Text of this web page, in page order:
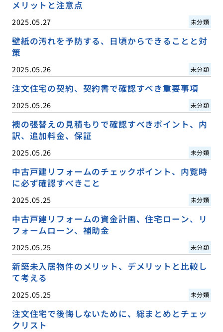
メリットと注意点
2025.05.27 未分類
壁紙の汚れを予防する、日頃からできることと対
策
2025.05.26 未分類
注文住宅の契約、契約書で確認すべき重要事項
2025.05.26 未分類
襖の張替えの見積もりで確認すべきポイント、内
訳、追加料金、保証
2025.05.26 未分類
中古戸建リフォームのチェックポイント、内覧時
に必ず確認すべきこと
2025.05.25 未分類
中古戸建リフォームの資金計画、住宅ローン、リ
フォームローン、補助金
2025.05.25 未分類
新築未入居物件のメリット、デメリットと比較し
て考える
2025.05.25 未分類
注文住宅で後悔しないために、総まとめとチェッ
クリスト